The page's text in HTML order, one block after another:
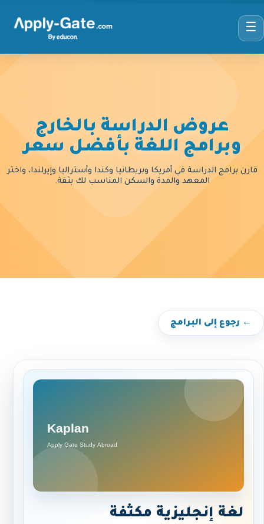
☰
عروض الدراسة بالخارج
وبرامج اللغة بأفضل سعر
قارن برامج الدراسة في أمريكا وبريطانيا وكندا وأستراليا وإيرلندا، واختر
المعهد والمدة والسكن المناسب لك بثقة.
← رجوع إلى البرامج
لغة إنجليزية مكثفة